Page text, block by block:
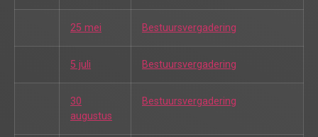
25 mei Bestuursvergadering
5 juli Bestuursvergadering
30
augustus
Bestuursvergadering